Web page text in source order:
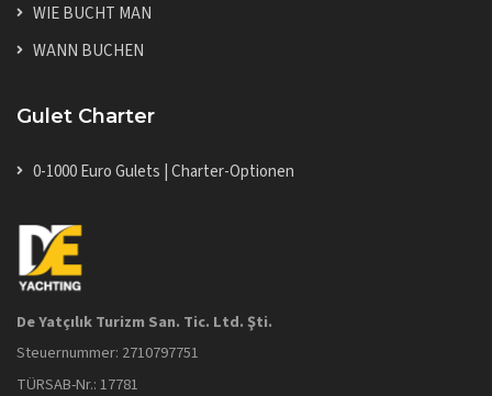
WIE BUCHT MAN
WANN BUCHEN
Gulet Charter
0-1000 Euro Gulets | Charter-Optionen
De Yatçılık Turizm San. Tic. Ltd. Şti.
Steuernummer: 2710797751
TÜRSAB-Nr.: 17781